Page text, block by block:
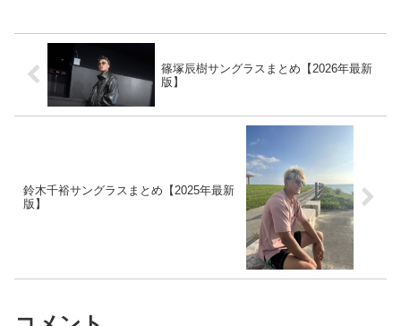
篠塚辰樹サングラスまとめ【2026年最新
版】
鈴木千裕サングラスまとめ【2025年最新
版】